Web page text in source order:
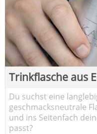
Trinkflasche aus
Du suchst eine
geschmacksneutrale
und ins Seitenfach
passt?